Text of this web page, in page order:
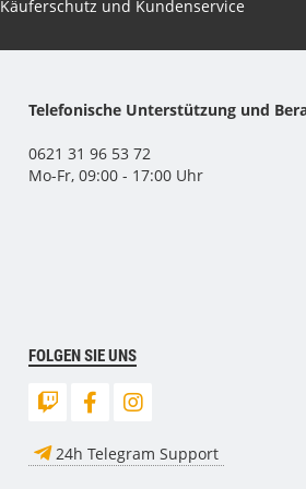
Käuferschutz und Kundenservice
Telefonische Unterstützung und
0621 31 96 53 72
Mo-Fr, 09:00 - 17:00 Uhr
FOLGEN SIE UNS
24h Telegram Support